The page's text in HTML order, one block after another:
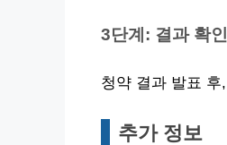
3단계: 결과 확인
청약 결과 발표
추가 정보